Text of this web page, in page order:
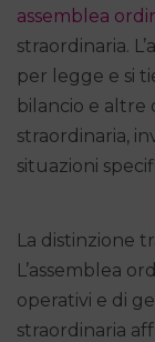
assemblea
straordinaria.
per legge e si
bilancio e altre
straordinaria,
situazioni
La distinzione
L’assemblea
operativi e di
straordinaria